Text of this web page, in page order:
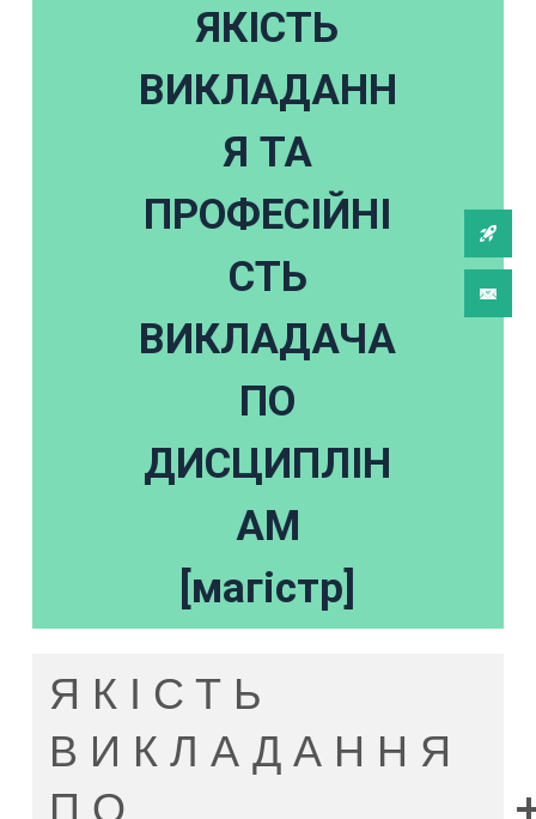
ЯКІСТЬ
ВИКЛАДАНН
Я ТА
ПРОФЕСІЙНІ
СТЬ
ВИКЛАДАЧА
ПО
ДИСЦИПЛІН
АМ
[магістр]
ЯКІСТЬ
ВИКЛАДАННЯ
ПО